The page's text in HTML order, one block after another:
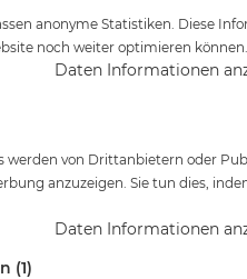
Sie sind hier Blog
anonyme Statistiken. Diese
noch weiter optimieren können.
Daten Informationen
werden von Drittanbietern oder
anzuzeigen. Sie tun dies,
Daten Informationen
(1)